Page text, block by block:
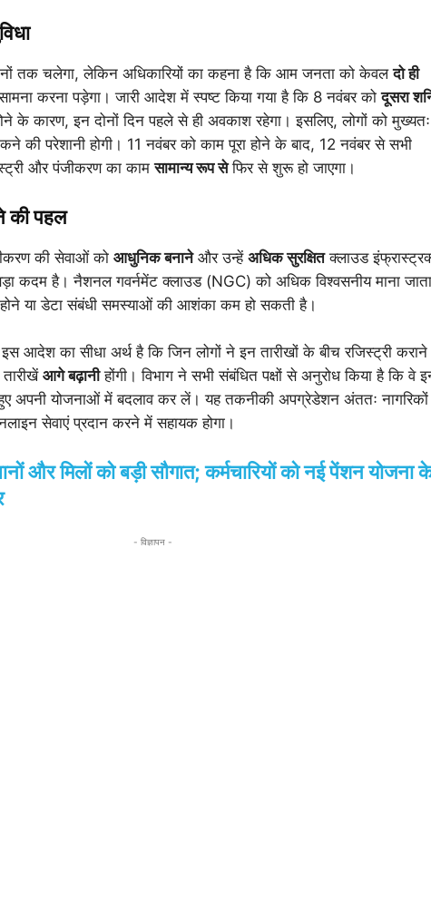
तक चलेगा, लेकिन अधिकारियों का कहना है कि आम जनता को केवलदो ही
करना पड़ेगा। जारी आदेश में स्पष्ट किया गया है कि 8 नवंबर कोदूसरा
के कारण, इन दोनों दिन पहले से ही अवकाश रहेगा। इसलिए, लोगों को
की परेशानी होगी। 11 नवंबर को काम पूरा होने के बाद, 12 नवंबर से सभी
और पंजीकरण का कामसामान्य रूप सेफिर से शुरू हो जाएगा।
की पहल
की सेवाओं को आधुनिक बनानेऔर उन्हें अधिक सुरक्षितक्लाउड
कदम है। नैशनल गवर्नमेंट क्लाउड (NGC) को अधिक विश्वसनीय माना
होने या डेटा संबंधी समस्याओं की आशंका कम हो सकती है।
इस आदेश का सीधा अर्थ है कि जिन लोगों ने इन तारीखों के बीच रजिस्ट्री
आगे बढ़ानीहोंगी। विभाग ने सभी संबंधित पक्षों से अनुरोध किया है कि वे
अपनी योजनाओं में बदलाव कर लें। यह तकनीकी अपग्रेडेशन अंततः
सेवाएं प्रदान करने में सहायक होगा।
और मिलों को बड़ी सौगात; कर्मचारियों को नई पेंशन योजना
- विज्ञापन -